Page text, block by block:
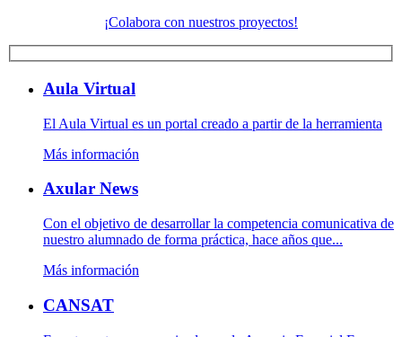
¡Colabora con nuestros proyectos!
Aula Virtual
El Aula Virtual es un portal creado a partir de la herramienta
Más información
Axular News
Con el objetivo de desarrollar la competencia comunicativa de
nuestro alumnado de forma práctica, hace años que...
Más información
CANSAT